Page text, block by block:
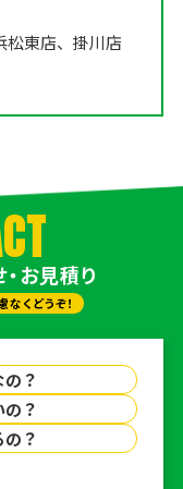
東店、掛川店
お見積り
くどうぞ！
？
？
？